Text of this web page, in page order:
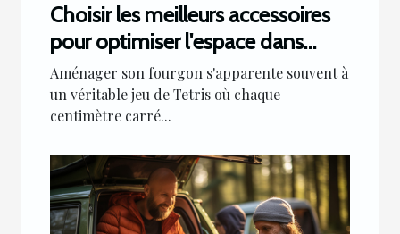
Choisir les meilleurs accessoires
pour optimiser l'espace dans
votre fourgon
Aménager son fourgon s'apparente souvent à
un véritable jeu de Tetris où chaque
centimètre carré...